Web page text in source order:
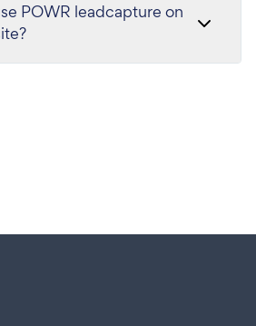
POWR leadcapture on